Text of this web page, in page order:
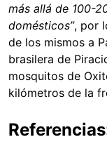
más allá de 100-
domésticos”, por
de los mismos a
brasilera de
mosquitos de
kilómetros de la